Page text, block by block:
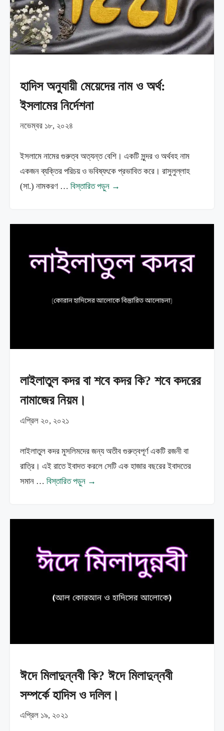
হাদিস অনুযায়ী মেয়েদের নাম ও অর্থ:
ইসলামের নির্দেশনা
নভেম্বর ১৮, ২০২৪
ইসলামে নামের গুরুত্ব অত্যন্ত বেশি। একটি সুন্দর ও অর্থবহ নাম
একজন ব্যক্তির পরিচয় ও ভবিষ্যৎকে প্রভাবিত করে। রাসুলুল্লাহ
(সা.) নামকরণ … বিস্তারিত পড়ুন →
লাইলাতুল কদর বা শবে কদর কি? শবে কদরের
নামাজের নিয়ম।
এপ্রিল ২০, ২০২১
লাইলাতুল কদর মুসলিমদের জন্য অতীব গুরুত্বপূর্ণ একটি রজনী বা
রাত্রি। এই রাতে ইবাদত করলে সেটি এক হাজার বছরের ইবাদতের
সমান … বিস্তারিত পড়ুন →
ঈদে মিলাদুন্নবী কি? ঈদে মিলাদুন্নবী
সম্পর্কে হাদিস ও দলিল।
এপ্রিল ১৯, ২০২১